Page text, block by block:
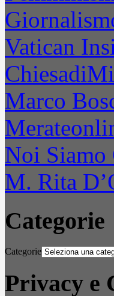
Vatican
Marco
Noi Siamo
M. Rita
Categorie
Categorie
Privacy e